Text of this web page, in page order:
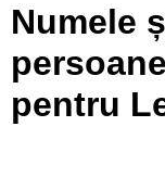
Numele
pentru